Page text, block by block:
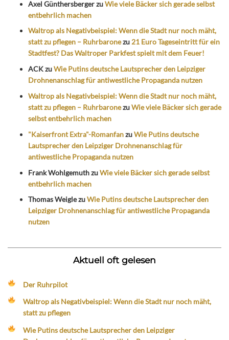
Axel GünthersbergerzuWie viele Bäcker sich gerade selbst
entbehrlich machen
Waltrop als Negativbeispiel: Wenn die Stadt nur noch mäht,
statt zu pflegen – Ruhrbaronezu 21 Euro Tageseintritt für ein
Stadtfest? Das Waltroper Parkfest spielt mit dem Feuer!
ACKzuWie Putins deutsche Lautsprecher den Leipziger
Drohnenanschlag für antiwestliche Propaganda nutzen
Waltrop als Negativbeispiel: Wenn die Stadt nur noch mäht,
statt zu pflegen – RuhrbaronezuWie viele Bäcker sich gerade
selbst entbehrlich machen
"Kaiserfront Extra"-RomanfanzuWie Putins deutsche
Lautsprecher den Leipziger Drohnenanschlag für
antiwestliche Propaganda nutzen
Frank WohlgemuthzuWie viele Bäcker sich gerade selbst
entbehrlich machen
Thomas WeiglezuWie Putins deutsche Lautsprecher den
Leipziger Drohnenanschlag für antiwestliche Propaganda
nutzen
Aktuell oft gelesen
Der Ruhrpilot
Waltrop als Negativbeispiel: Wenn die Stadt nur noch mäht,
statt zu pflegen
Wie Putins deutsche Lautsprecher den Leipziger